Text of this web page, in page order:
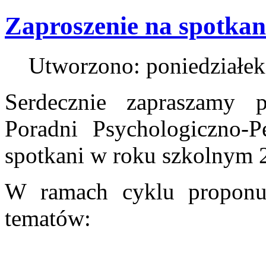
Zaproszenie na
Utworzono:
Serdecznie zapraszamy
Poradni
spotkani w roku szkolnym
W ramach cyklu
tematów: